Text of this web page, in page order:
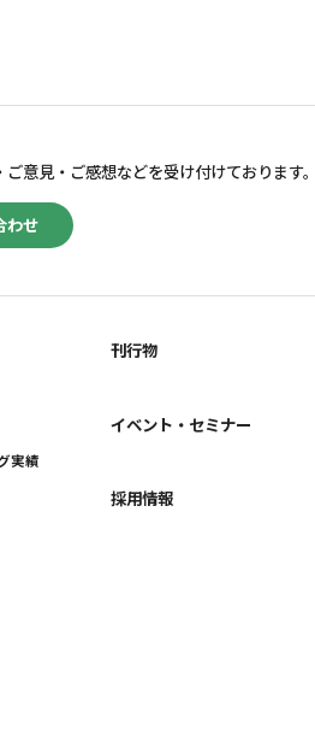
わせ
ご意見・ご感想などを受け付けております。
実績
刊行物
イベント・セミナー
採用情報